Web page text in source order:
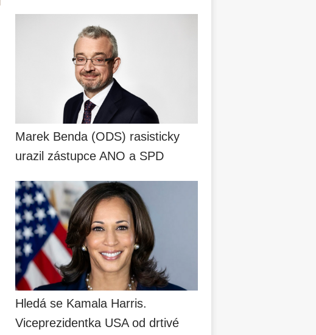
Marek Benda (ODS) rasisticky
urazil zástupce ANO a SPD
Hledá se Kamala Harris.
Viceprezidentka USA od drtivé